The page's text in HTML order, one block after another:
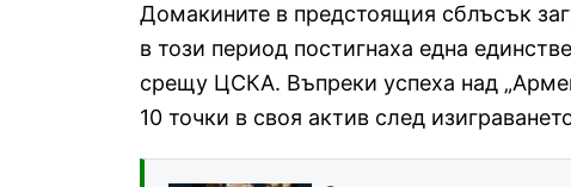
Домакините в предстоящия сблъсък
в този период постигнаха една
срещу ЦСКА. Въпреки успеха над
10 точки в своя актив след